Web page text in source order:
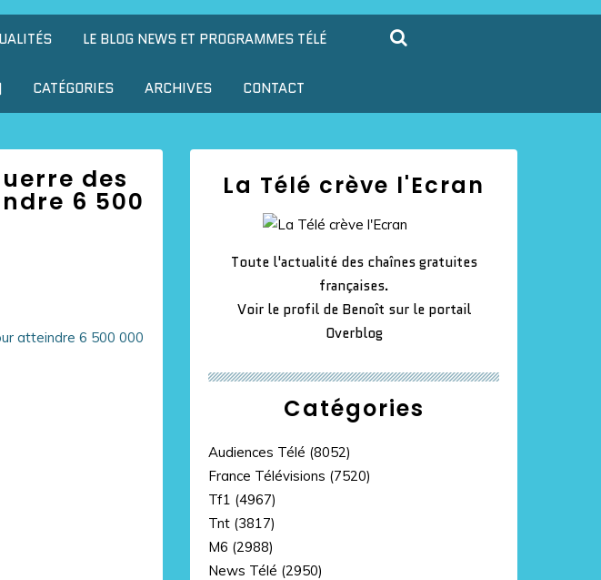
LE BLOG NEWS ET PROGRAMMES TÉLÉ
CATÉGORIES ARCHIVES CONTACT
des
6 500
Catégories
Audiences Télé (8052)
France Télévisions (7520)
Tf1 (4967)
Tnt (3817)
M6 (2988)
News Télé (2950)
La Télé crève l'Ecran
Toute l'actualité des chaînes gratuites
françaises.
Voir le profil de Benoît sur le portail
Overblog